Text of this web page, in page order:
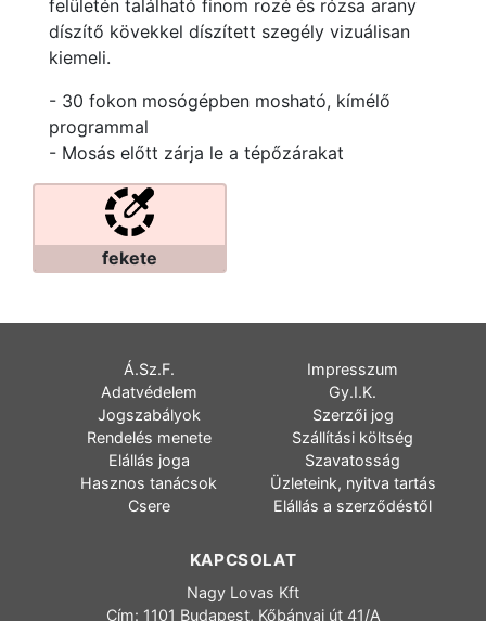
felületén található finom rozé és rózsa arany
díszítő kövekkel díszített szegély vizuálisan
kiemeli.
- 30 fokon mosógépben mosható, kímélő
programmal
- Mosás előtt zárja le a tépőzárakat
fekete
Á.Sz.F.
Impresszum
Adatvédelem
Gy.I.K.
Jogszabályok
Szerzői jog
Rendelés menete
Szállítási költség
Elállás joga
Szavatosság
Hasznos tanácsok
Üzleteink, nyitva tartás
Csere
Elállás a szerződéstől
KAPCSOLAT
Nagy Lovas Kft
Cím: 1101 Budapest, Kőbányai út 41/A